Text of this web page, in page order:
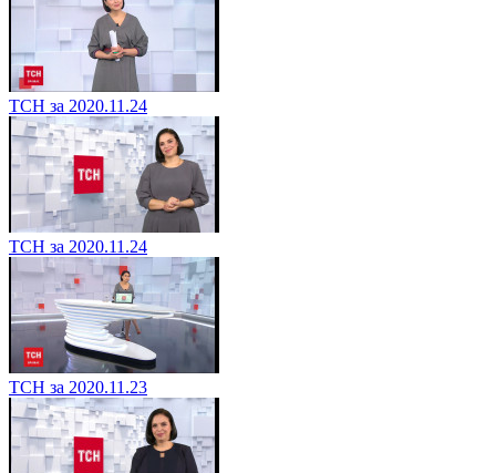
ТСН за 2020.11.24
ТСН за 2020.11.24
ТСН за 2020.11.23